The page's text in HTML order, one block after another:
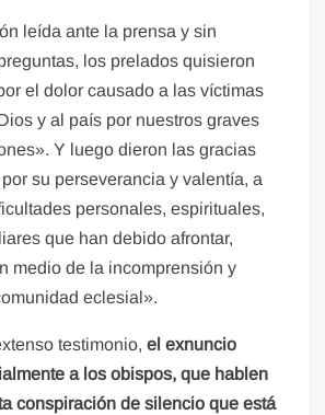
leída ante la prensa y sin
los prelados quisieron
el dolor causado a las víctimas
y al país por nuestros graves
Y luego dieron las gracias
su perseverancia y valentía, a
personales, espirituales,
que han debido afrontar,
medio de la incomprensión y
eclesial».
testimonio,el exnuncio
a los obispos, que hablen
conspiración de silencio que está